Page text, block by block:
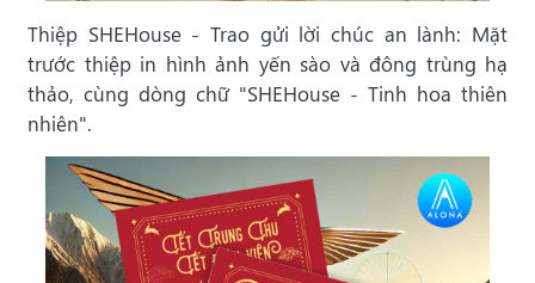
Thiệp SHEHouse - Trao gửi lời chúc an lành: Mặt
trước thiệp in hình ảnh yến sào và đông trùng hạ
thảo, cùng dòng chữ "SHEHouse - Tinh hoa thiên
nhiên".